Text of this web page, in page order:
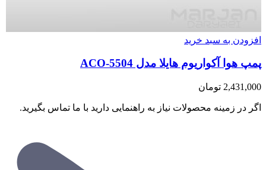
افزودن به سبد خرید
پمپ هوا آکواریوم هایلا مدل ACO-5504
2,431,000 تومان
اگر در زمینه محصولات نیاز به راهنمایی دارید با ما تماس بگیرید.